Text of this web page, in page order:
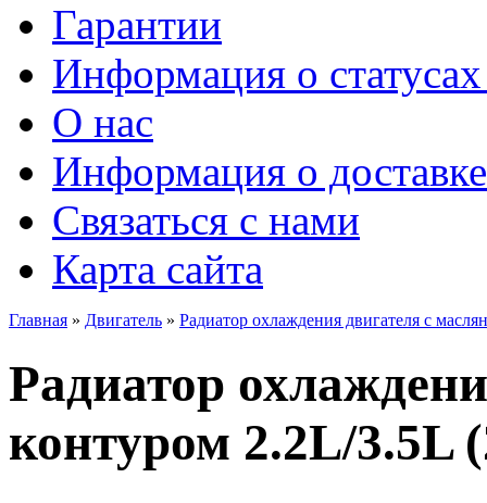
Гарантии
Информация о статусах
О нас
Информация о доставке
Связаться с нами
Карта сайта
Главная » Двигатель » Радиатор охлаждения двигателя с
Радиатор
контуром 2.2L/3.5L